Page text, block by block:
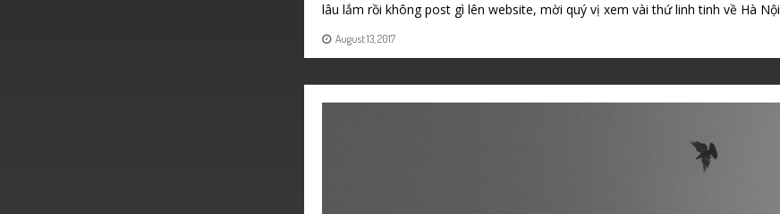
lâu lắm rồi không post gì lên website, mời quý vị xem vài thứ linh tinh về Hà Nội
August 13, 2017